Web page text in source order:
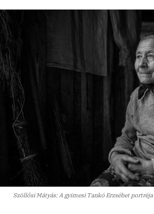
Szöllősi Mátyás: A gyimesi Tankó Erzsébet portréja